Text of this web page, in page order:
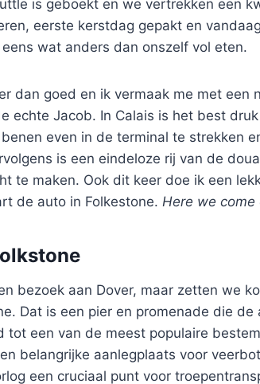
is geboekt en we vertrekken een
eerste kerstdag gepakt en
wat anders dan onszelf vol eten.
dan goed en ik vermaak me met een
echte Jacob. In Calais is het best
even in de terminal te strekken
is een eindeloze rij van de
te maken. Ook dit keer doe ik een
de auto in Folkestone. Here we come
bezoek aan Dover, maar zetten we
Dat is een pier en promenade die de
tot een van de meest populaire
belangrijke aanlegplaats voor
een cruciaal punt voor